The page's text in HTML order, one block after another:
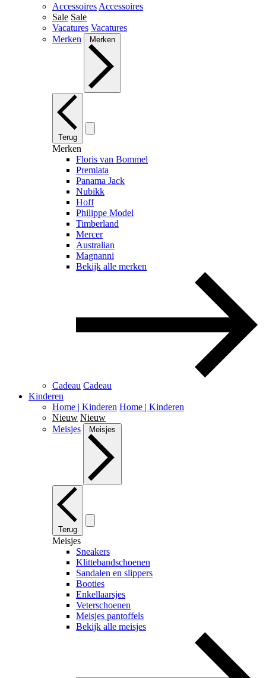
Accessoires Accessoires
Sale Sale
Vacatures Vacatures
Merken
Merken
Terug
Merken
Floris van Bommel
Premiata
Panama Jack
Nubikk
Hoff
Philippe Model
Timberland
Mercer
Australian
Magnanni
Bekijk alle merken
Cadeau Cadeau
Kinderen
Home | Kinderen Home | Kinderen
Nieuw Nieuw
Meisjes
Meisjes
Terug
Meisjes
Sneakers
Klittebandschoenen
Sandalen en slippers
Booties
Enkellaarsjes
Veterschoenen
Meisjes pantoffels
Bekijk alle meisjes